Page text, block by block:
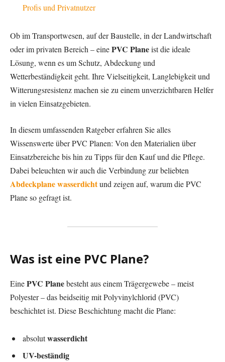
Profis und Privatnutzer
Ob im Transportwesen, auf der Baustelle, in der Landwirtschaft
oder im privaten Bereich – einePVC Planeist die ideale
Lösung, wenn es um Schutz, Abdeckung und
Wetterbeständigkeit geht. Ihre Vielseitigkeit, Langlebigkeit und
Witterungsresistenz machen sie zu einem unverzichtbaren Helfer
in vielen Einsatzgebieten.
In diesem umfassenden Ratgeber erfahren Sie alles
Wissenswerte über PVC Planen: Von den Materialien über
Einsatzbereiche bis hin zu Tipps für den Kauf und die Pflege.
Dabei beleuchten wir auch die Verbindung zur beliebten
Abdeckplane wasserdichtund zeigen auf, warum die PVC
Plane so gefragt ist.
Was ist eine PVC Plane?
EinePVC Planebesteht aus einem Trägergewebe – meist
Polyester – das beidseitig mit Polyvinylchlorid (PVC)
beschichtet ist. Diese Beschichtung macht die Plane:
absolutwasserdicht
UV-beständig